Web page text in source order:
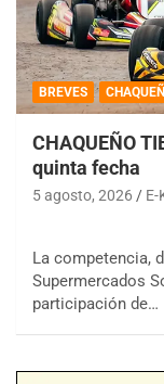
BREVES
CHAQUEÑO
quinta fecha
5 agosto, 2026 E-
La competencia,
Supermercados
participación de…